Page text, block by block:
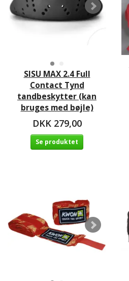
SISU MAX 2.4 Full
Contact Tynd
tandbeskytter (kan
bruges med bøjle)
DKK 279,00
Se produktet